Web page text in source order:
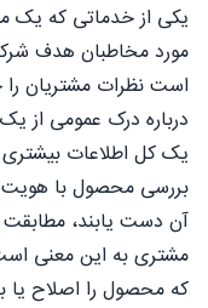
یکی از خدماتی که یک
مورد مخاطبان هدف
است نظرات مشتریان را
درباره درک عمومی از
یک کل اطلاعات
بررسی محصول با هویت
آن دست یابند، مطابقت
مشتری به این معنی است
که محصول را اصلاح یا